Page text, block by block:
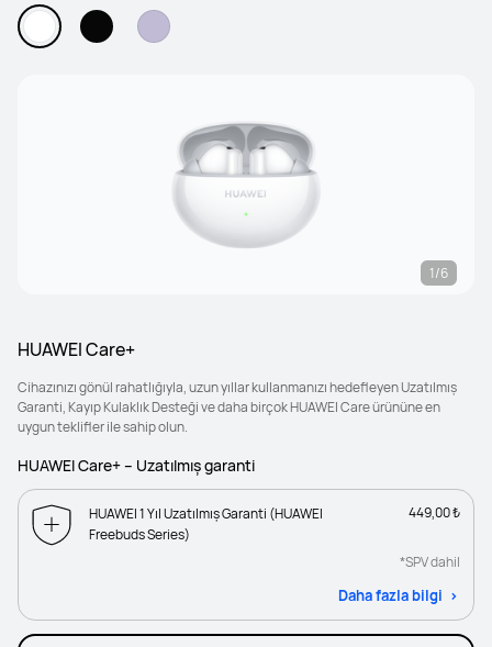
1/6
HUAWEI Care+
Cihazınızı gönül rahatlığıyla, uzun yıllar kullanmanızı hedefleyen Uzatılmış
Garanti, Kayıp Kulaklık Desteği ve daha birçok HUAWEI Care ürününe en
uygun teklifler ile sahip olun.
HUAWEI Care+ – Uzatılmış garanti
HUAWEI 1 Yıl Uzatılmış Garanti (HUAWEI
Freebuds Series)
449,00 ₺
*SPV dahil
Daha fazla bilgi